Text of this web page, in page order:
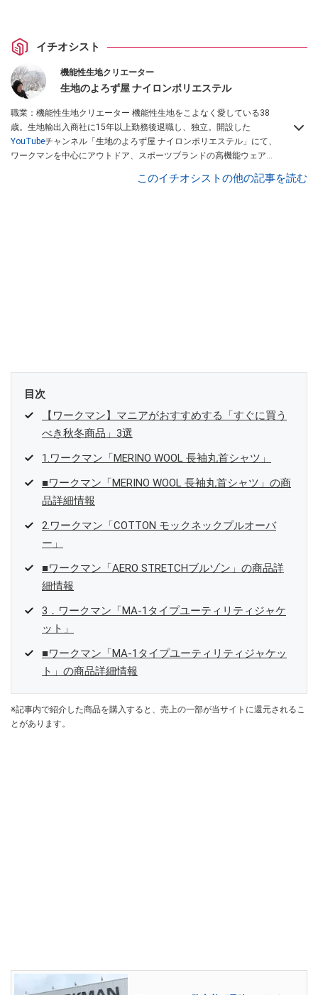
イチオシスト
機能性生地クリエーター
生地のよろず屋 ナイロンポリエステル
職業：機能性生地クリエーター 機能性生地をこよなく愛している38
歳。生地輸出入商社に15年以上勤務後退職し、独立。開設した
YouTubeチャンネル「生地のよろず屋 ナイロンポリエステル」にて、
ワークマンを中心にアウトドア、スポーツブランドの高機能ウェアを
このイチオシストの他の記事を読む
目次
【ワークマン】マニアがおすすめする「すぐに買う
べき秋冬商品」3選
1.ワークマン「MERINO WOOL 長袖丸首シャツ」
■ワークマン「MERINO WOOL 長袖丸首シャツ」の商
品詳細情報
2.ワークマン「COTTON モックネックプルオーバ
ー」
■ワークマン「AERO STRETCHブルゾン」の商品詳
細情報
3．ワークマン「MA-1タイプユーティリティジャケ
ット」
■ワークマン「MA-1タイプユーティリティジャケッ
ト」の商品詳細情報
※記事内で紹介した商品を購入すると、売上の一部が当サイトに還元されるこ
とがあります。